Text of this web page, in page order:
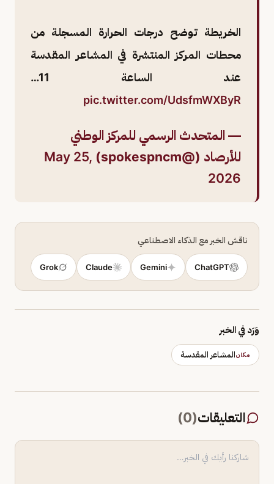
الخريطة توضح درجات الحرارة المسجلة من
محطات المركز المنتشرة في المشاعر المقدسة
عند الساعة 11…
pic.twitter.com/UdsfmWXByR
— المتحدث الرسمي للمركز الوطني
للأرصاد (@spokespncm)
May 25,
2026
ناقش الخبر مع الذكاء الاصطناعي
ChatGPT
Gemini
Claude
Grok
وَرَد في الخبر
مكانالمشاعر المقدسة
التعليقات(
0
)